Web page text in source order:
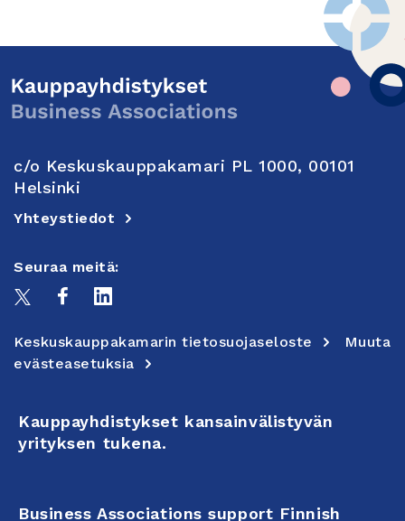
c/o Keskuskauppakamari PL 1000, 00101
Helsinki
Yhteystiedot
Seuraa meitä:
Keskuskauppakamarin tietosuojaseloste
Muuta
evästeasetuksia
Kauppayhdistykset kansainvälistyvän
yrityksen tukena.
Business Associations support Finnish